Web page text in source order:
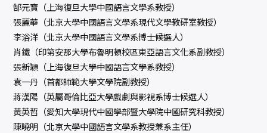
郜元寶（上海復旦大學中國語言文學系教授）
張麗華（北京大學中國語言文學系現代文學教研室教授）
李浴洋（北京大學中國語言文學系博士候選人）
肖鐵（印第安那大學布魯明頓校區東亞語言文化系副教授）
張新穎（上海復旦大學中國語言文學系教授）
袁一丹（首都師範大學文學院副教授）
蔣漢陽（英屬哥倫比亞大學戲劇與影視系博士候選人）
黃英哲（愛知大學現代中國學部暨大學院中國研究科教授）
陳曉明（北京大學中國語言文學系教授兼系主任）